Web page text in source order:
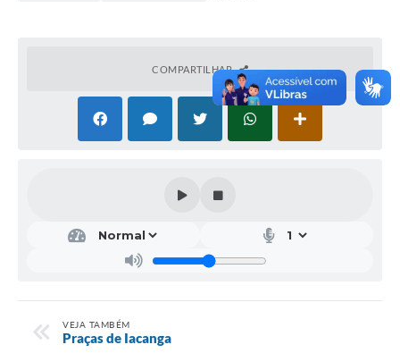
FAQ / Perguntas e Respostas Frequentes
COMPARTILHAR
VEJA TAMBÉM
Praças de Iacanga